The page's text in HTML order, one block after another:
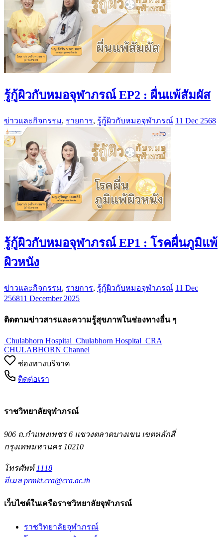
รู้กู้ผิวกับหมอจุฬาภรณ์ EP2 : ผื่นแพ้สัมผัส
ข่าวและกิจกรรม, รายการ, รู้กู้ผิวกับหมอจุฬาภรณ์ 11 Dec 2568
รู้กู้ผิวกับหมอจุฬาภรณ์ EP1 : โรคผื่นภูมิแพ้
ผิวหนัง
ข่าวและกิจกรรม, รายการ, รู้กู้ผิวกับหมอจุฬาภรณ์ 11 Dec
256811 December 2025
ติดตามข่าวสารและความรู้สุขภาพในช่องทางอื่น ๆ
Chulabhorn Hospital Chulabhorn Hospital CRA
CHULABHORN Channel
ช่องทางบริจาค
ติดต่อเรา
ราชวิทยาลัยจุฬาภรณ์
906 ถ.กำแพงเพชร 6 แขวงตลาดบางเขน เขตหลักสี่
กรุงเทพมหานคร 10210
โทรศัพท์ 1118
อีเมล prmkt.cra@cra.ac.th
เว็บไซต์ในเครือราชวิทยาลัยจุฬาภรณ์
ราชวิทยาลัยจุฬาภรณ์